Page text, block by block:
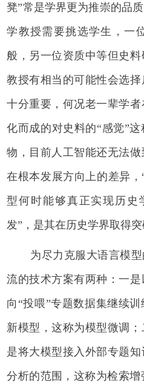
凳”常是学界更为推崇的品
学教授需要挑选学生，一
般，另一位资质中等但史
教授有相当的可能性会选
十分重要，何况老一辈学
化而成的对史料的“感觉”
物，目前人工智能还无法
在根本发展方向上的差异
型何时能够真正实现历史
发”，是其在历史学界取得突
为尽力克服大语言模
流的技术方案有两种：一
向“投喂”专题数据集继续
新模型，这称为模型微调
是将大模型接入外部专题
分析的范围，这称为检索